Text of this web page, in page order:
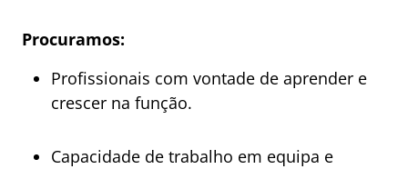
Procuramos:
Profissionais com vontade de aprender e
crescer na função.
Capacidade de trabalho em equipa e